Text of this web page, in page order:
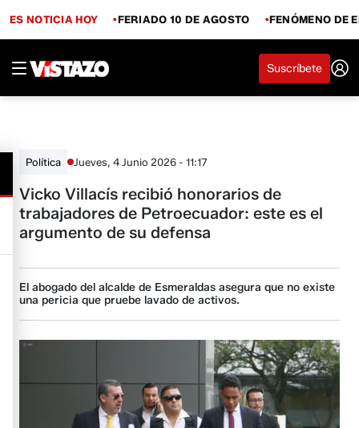
ES NOTICIA HOY FERIADO 10 DE AGOSTO FENÓMENO DE
Suscríbete
Política Jueves, 4 Junio 2026 - 11:17
Vicko Villacís recibió honorarios de
trabajadores de Petroecuador: este es el
argumento de su defensa
El abogado del alcalde de Esmeraldas asegura que no existe
una pericia que pruebe lavado de activos.